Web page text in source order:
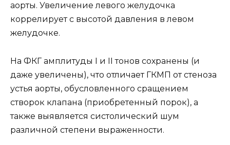
аорты. Увеличение левого желудочка
коррелирует с высотой давления в левом
желудочке.
На ФКГ амплитуды I и II тонов сохранены (и
даже увеличены), что отличает ГКМП от стеноза
устья аорты, обусловленного сращением
створок клапана (приобретенный порок), а
также выявляется систолический шум
различной степени выраженности.